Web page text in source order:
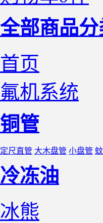
全部商品分
首页
氟机系统
铜管
定尺直管 大木盘管 小盘管
冷冻油
冰熊